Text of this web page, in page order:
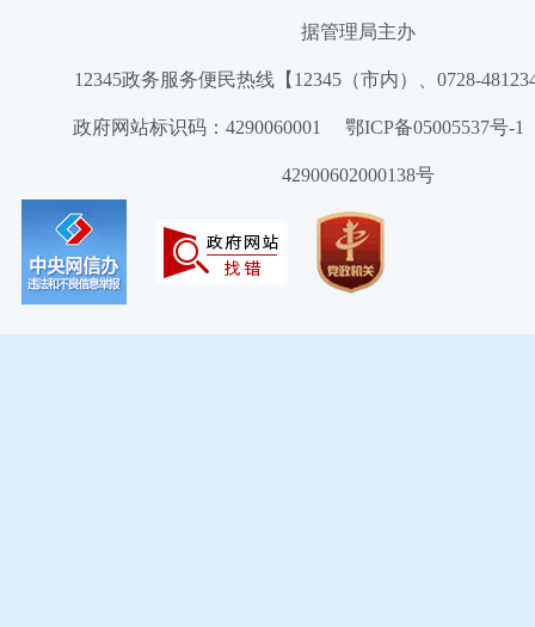
据管理局主办
12345政务服务便民热线【12345（市内）、0728-
政府网站标识码：4290060001 鄂ICP备05005537号
42900602000138号